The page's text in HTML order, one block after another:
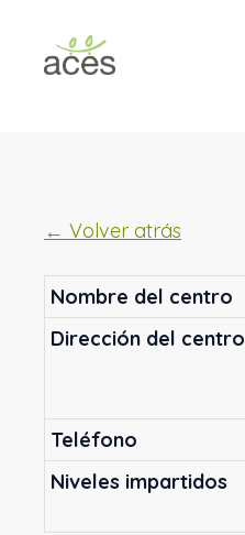
contenido
← Volver atrás
Nombre del centro
Dirección del centro
Teléfono
Niveles impartidos